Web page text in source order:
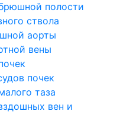
полости
ствола
аорты
вены
почек
таза
вен и